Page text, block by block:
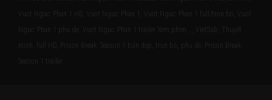
Vuot Nguc: Phan 1 HD, Vuot Nguc: Phan 1, Vuot Nguc: Phan 1 full/tron bo, Vuot
Nguc: Phan 1 phu de, Vuot Nguc: Phan 1 trailer Xem phim , , VietSub, Thuyết
minh, full HD, Prison Break: Season 1 bản đẹp, trọn bộ, phụ đề, Prison Break:
Season 1 trailer